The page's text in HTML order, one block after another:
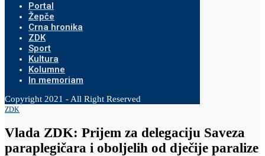
Portal
Žepče
Crna hronika
ZDK
Sport
Kultura
Kolumne
In memoriam
Copyright 2021 - All Right Reserved
ZDK
Vlada ZDK: Prijem za delegaciju Saveza
paraplegičara i oboljelih od dječije paralize